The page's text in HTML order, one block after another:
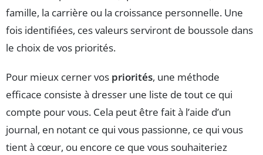
famille, la carrière ou la croissance personnelle. Une
fois identifiées, ces valeurs serviront de boussole dans
le choix de vos priorités.
Pour mieux cerner vos priorités, une méthode
efficace consiste à dresser une liste de tout ce qui
compte pour vous. Cela peut être fait à l’aide d’un
journal, en notant ce qui vous passionne, ce qui vous
tient à cœur, ou encore ce que vous souhaiteriez